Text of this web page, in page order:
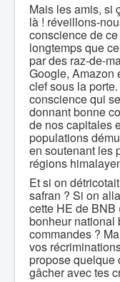
Mais les amis, si
là ! réveillons-
conscience de
longtemps que
par des raz-de-
Google, Amazon
clef sous la
conscience qui
donnant bonne
de nos capitales
populations
en soutenant les
régions
Et si on
safran ? Si on
cette HE de
bonheur national
commandes ?
vos
propose quelque
gâcher avec tes